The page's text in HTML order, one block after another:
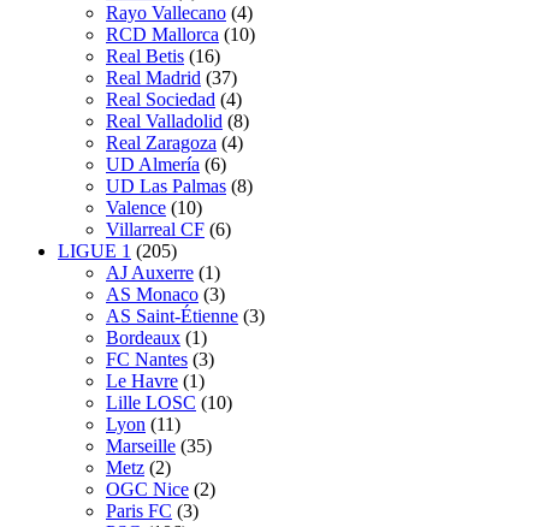
Rayo Vallecano (4)
RCD Mallorca (10)
Real Betis (16)
Real Madrid (37)
Real Sociedad (4)
Real Valladolid (8)
Real Zaragoza (4)
UD Almería (6)
UD Las Palmas (8)
Valence (10)
Villarreal CF (6)
LIGUE 1 (205)
AJ Auxerre (1)
AS Monaco (3)
AS Saint-Étienne (3)
Bordeaux (1)
FC Nantes (3)
Le Havre (1)
Lille LOSC (10)
Lyon (11)
Marseille (35)
Metz (2)
OGC Nice (2)
Paris FC (3)